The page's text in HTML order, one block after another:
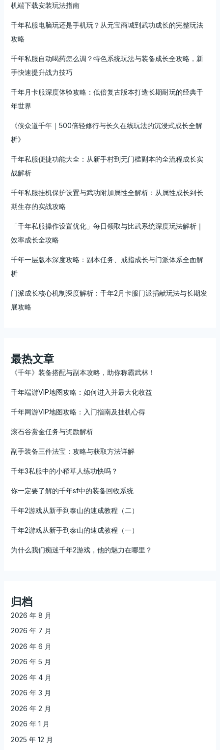
机端下载安装玩法指南
千年私服电脑玩还是手机玩？从元宝商城到武功成长的完整玩法
攻略
千年私服自动喝药怎么调？特色系统玩法与装备成长全攻略，新
手快速提升战力技巧
千年月卡服深度体验攻略：低倍复古版本打造长期耐玩的经典千
年世界
《侠众道千年｜500倍轻修行与长久在线玩法的沉浸式成长全解
析》
千年私服便捷功能大全：从新手村到无门槛副本的全流程成长实
战解析
千年私服挂机保护设置与武功附加属性全解析：从属性成长到长
期生存的实战攻略
「千年私服操作设置优化」每日领取与比武系统深度玩法解析｜
效率成长全攻略
千年一层版本深度攻略：副本任务、戒指成长与门派体系全面解
析
门派成长核心机制深度解析：千年2月卡服门派捐献玩法与长期发
展攻略
最热文章
《千年》装备搭配与副本攻略，助你称霸武林！
千年端游VIP地图攻略：如何进入并最大化收益
千年网游VIP地图攻略：入门指南及挂机心得
滚石谷赏金任务与奖励解析
副手装备三件法宝：攻略与获取方法详解
千年3私服中的小稻草人练功快吗？
你一定要了解的千年sf中的装备回收系统
千年2游戏从新手到泰山的速成教程（二）
千年2游戏从新手到泰山的速成教程（一）
为什么我们痴迷千年2游戏，他的魅力在哪里？
归档
2026 年 8 月
2026 年 7 月
2026 年 6 月
2026 年 5 月
2026 年 4 月
2026 年 3 月
2026 年 2 月
2026 年 1 月
2025 年 12 月